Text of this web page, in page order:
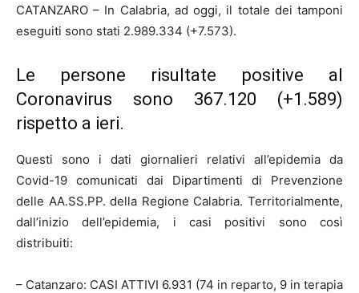
CATANZARO – In Calabria, ad oggi, il totale dei tamponi
eseguiti sono stati 2.989.334 (+7.573).
Le persone risultate positive al
Coronavirus sono 367.120 (+1.589)
rispetto a ieri.
Questi sono i dati giornalieri relativi all’epidemia da
Covid-19 comunicati dai Dipartimenti di Prevenzione
delle AA.SS.PP. della Regione Calabria. Territorialmente,
dall’inizio dell’epidemia, i casi positivi sono così
distribuiti:
– Catanzaro: CASI ATTIVI 6.931 (74 in reparto, 9 in terapia